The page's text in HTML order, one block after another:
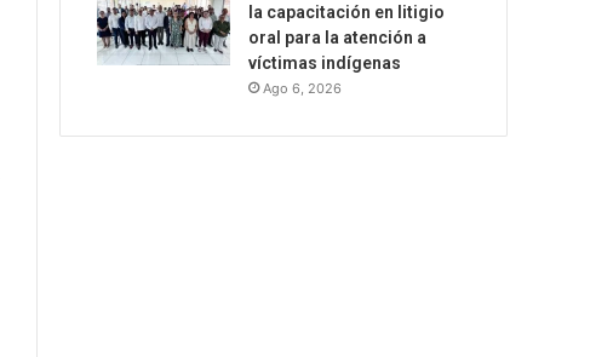
la capacitación en litigio
oral para la atención a
víctimas indígenas
Ago 6, 2026